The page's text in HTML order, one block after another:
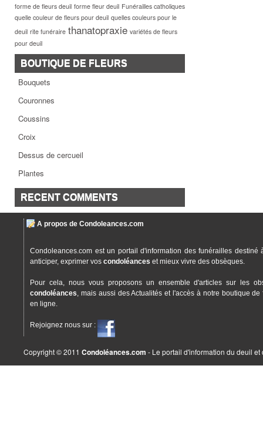
forme de fleurs deuil forme fleur deuil Funérailles catholiques
quelle couleur de fleurs pour deuil quelles couleurs pour le
deuil rite funéraire thanatopraxie variétés de fleurs
pour deuil
BOUTIQUE DE FLEURS
Bouquets
Couronnes
Coussins
Croix
Dessus de cercueil
Plantes
RECENT COMMENTS
A propos de Condoleances.com
Condoleances.com est un portail d'information des funérailles destiné
anticiper, exprimer vos condoléances et mieux vivre des obsèques.
Pour cela, nous vous proposons un ensemble d'articles sur les
condoléances, mais aussi des Actualités et l'accès à notre boutique
en ligne.
Rejoignez nous sur :
Copyright © 2011 Condoléances.com - Le portail d'information du deuil et